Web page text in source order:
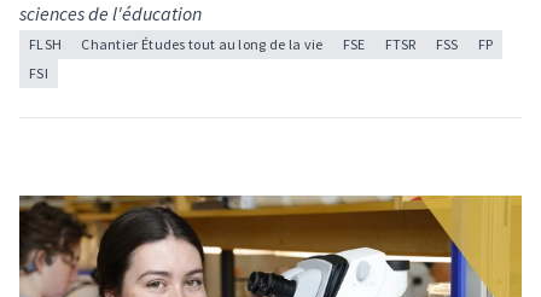
sciences de l'éducation
FLSH Chantier Études tout au long de la vie FSE FTSR FSS
FP
FSI